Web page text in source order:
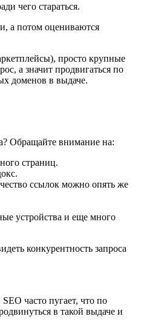
чего стараться.
а потом оцениваются
просто крупные
а значит продвигаться по
доменов в выдаче.
Обращайте внимание на:
страниц.
ссылок можно опять же
устройства и еще много
конкурентность запроса
часто пугает, что по
в такой выдаче и